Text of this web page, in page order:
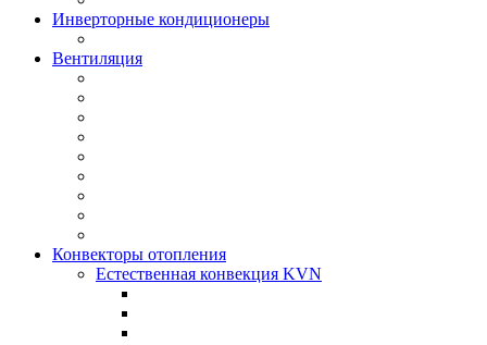
Инверторные кондиционеры
Вентиляция
Конвекторы отопления
Естественная конвекция KVN